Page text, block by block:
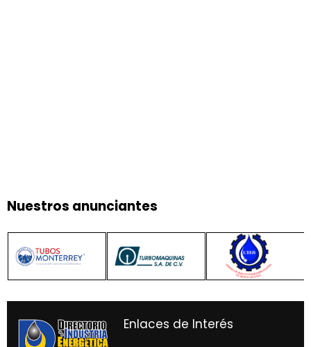
Nuestros anunciantes
Enlaces de Interés